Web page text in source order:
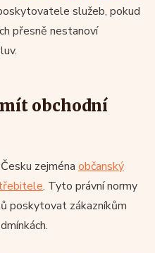
služeb, pokud
přesně nestanoví
obchodní
zejména občanský
. Tyto právní normy
poskytovat zákazníkům